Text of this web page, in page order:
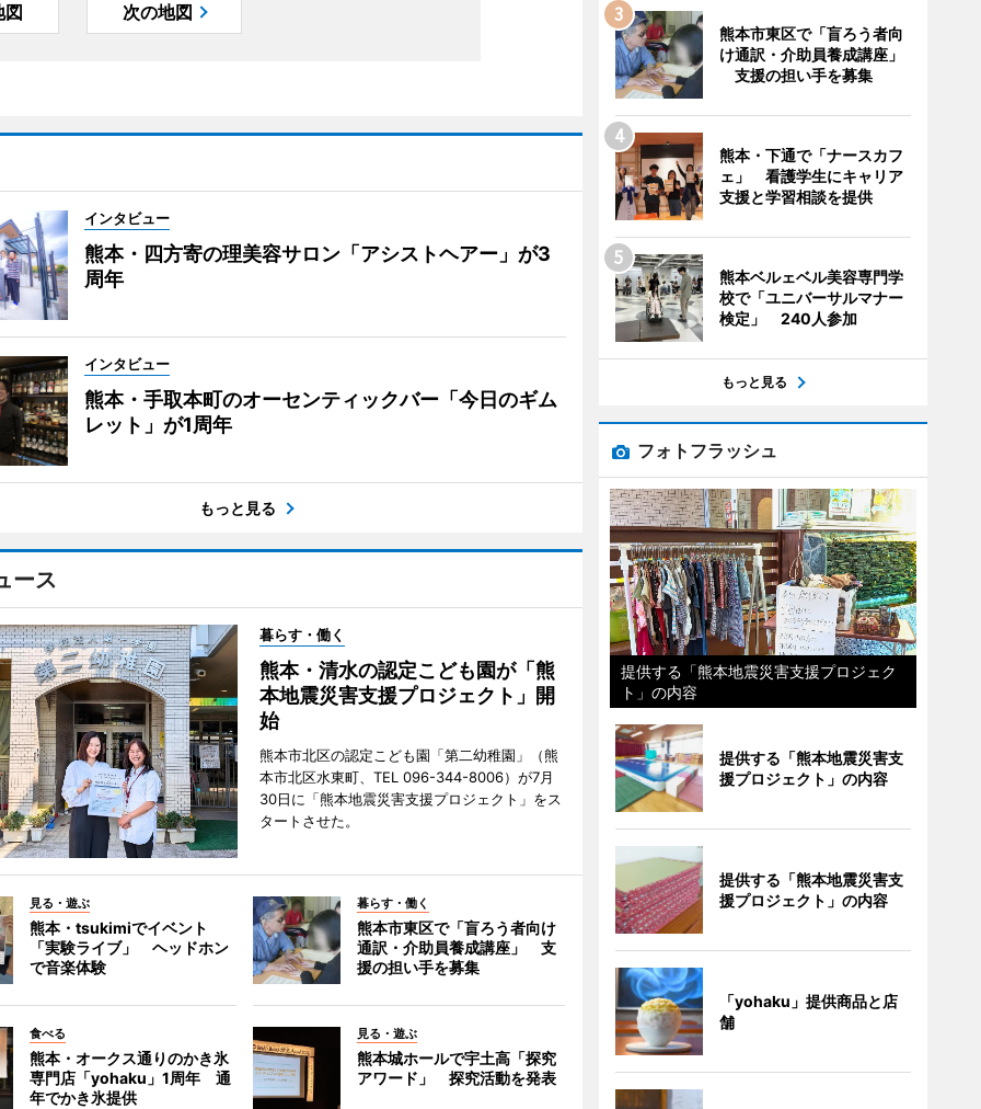
図 次の地図
インタビュー
熊本・四方寄の理美容サロン「アシストヘアー」が3
周年
インタビュー
熊本・手取本町のオーセンティックバー「今日のギム
レット」が1周年
もっと見る
ース
暮らす・働く
熊本・清水の認定こども園が「熊
本地震災害支援プロジェクト」開
始
熊本市北区の認定こども園「第二幼稚園」（熊
本市北区水東町、TEL 096-344-8006）が7月
30日に「熊本地震災害支援プロジェクト」をス
タートさせた。
見る・遊ぶ
熊本・tsukimiでイベント
「実験ライブ」 ヘッドホン
で音楽体験
暮らす・働く
熊本市東区で「盲ろう者向け
通訳・介助員養成講座」 支
援の担い手を募集
食べる
熊本・オークス通りのかき氷
専門店「yohaku」1周年 通
年でかき氷提供
見る・遊ぶ
熊本城ホールで宇土高「探究
アワード」 探究活動を発表
熊本市東区で「盲ろう者向
け通訳・介助員養成講座」
支援の担い手を募集
熊本・下通で「ナースカフ
ェ」 看護学生にキャリア
支援と学習相談を提供
熊本ベルェベル美容専門学
校で「ユニバーサルマナー
検定」 240人参加
もっと見る
フォトフラッシュ
提供する「熊本地震災害支援プロジェク
ト」の内容
提供する「熊本地震災害支
援プロジェクト」の内容
提供する「熊本地震災害支
援プロジェクト」の内容
「yohaku」提供商品と店
舗